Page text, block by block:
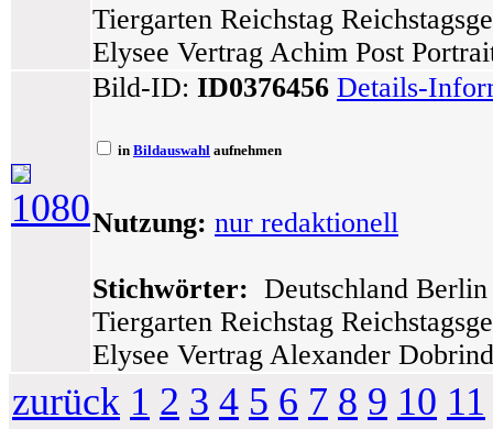
Tiergarten Reichstag
Elysee Vertrag Achim Post
1080
Bild-ID: ID0376456 Details-
in Bildauswahl aufnehmen
Nutzung: nur redaktionell
Stichwörter: Deutschland
Tiergarten Reichstag
Elysee Vertrag Alexander
zurück 1 2 3 4 5 6 7 8 9 10 11